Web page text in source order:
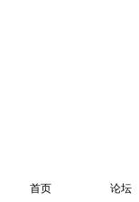
首页 论坛